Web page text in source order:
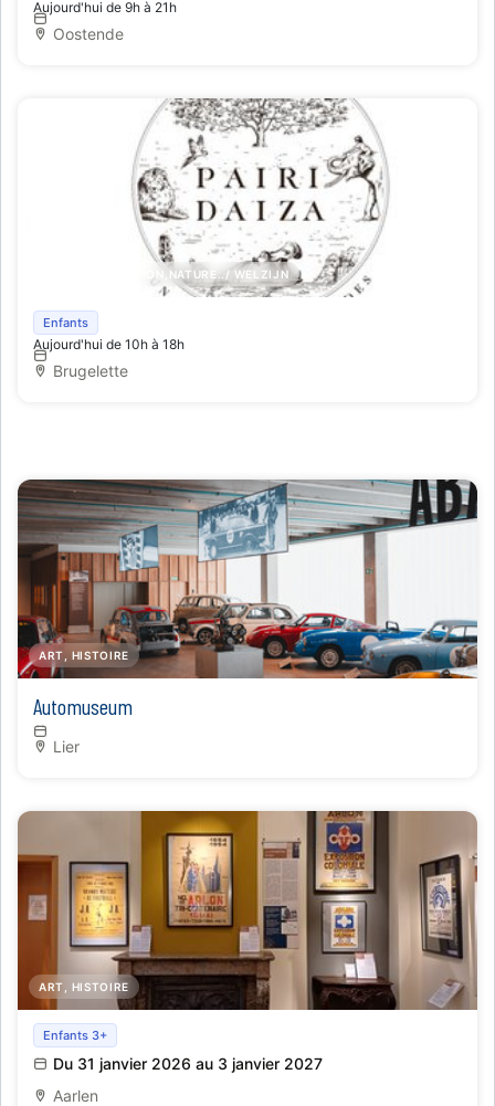
Aujourd'hui de 9h à 21h
Oostende
PARC D'ATTRACTION,NATURE../ WELZIJN
Pairi Daiza
Enfants
Aujourd'hui de 10h à 18h
Brugelette
ART, HISTOIRE
Automuseum
Lier
ART, HISTOIRE
Aarlen op beeld gebracht ! een eeuw geschiedenis in
gedrukte beelden
Enfants 3+
Du 31 janvier 2026 au 3 janvier 2027
Aarlen